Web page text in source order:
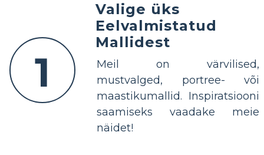
1
Valige üks
Eelvalmistatud
Mallidest
Meil on värvilised,
mustvalged, portree- või
maastikumallid. Inspiratsiooni
saamiseks vaadake meie
näidet!